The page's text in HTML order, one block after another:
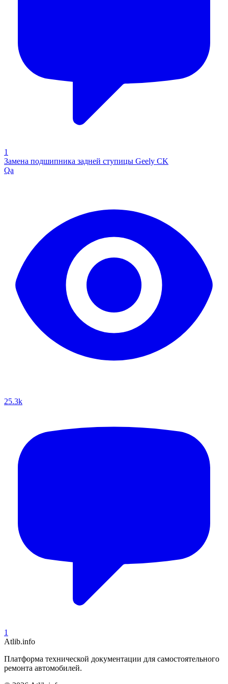
1
Замена подшипника задней ступицы Geely CK
Qa
25.3k
1
Atlib.info
Платформа технической документации для самостоятельного
ремонта автомобилей.